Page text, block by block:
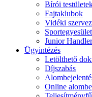
Bírói
Fajtaklubok
Vidéki
Junior
Ügyintézés
Letölthető
Díjszabás
Online